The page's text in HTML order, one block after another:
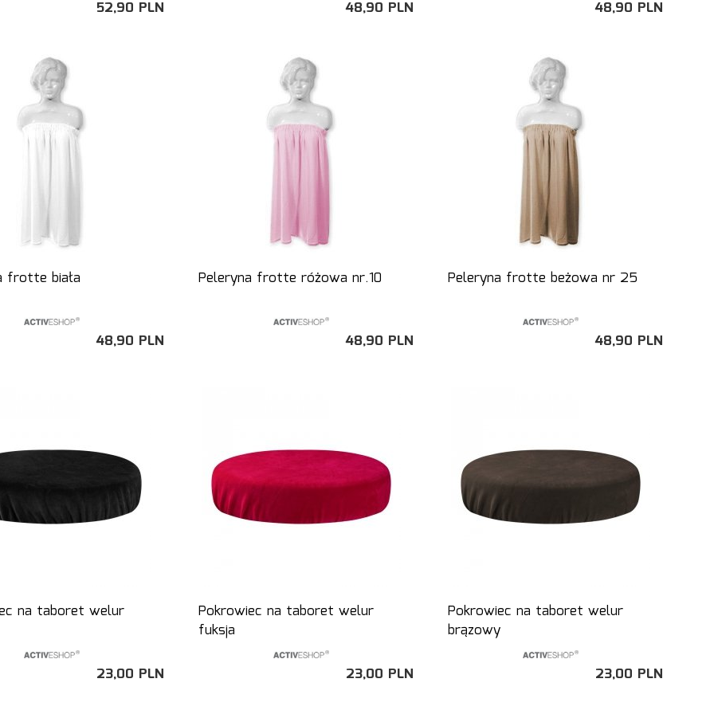
52,90 PLN 48,90 PLN 48,90 PLN
frotte biała
48,90 PLN
Peleryna frotte różowa nr.10
48,90 PLN
Peleryna frotte beżowa nr 25
48,90 PLN
na taboret welur
23,00 PLN
Pokrowiec na taboret welur
fuksja
23,00 PLN
Pokrowiec na taboret welur
brązowy
23,00 PLN